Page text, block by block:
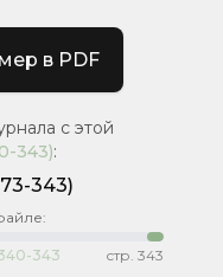
в PDF
с этой
343):
343)
343 стр. 343